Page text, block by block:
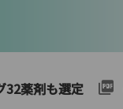
32薬剤も選定